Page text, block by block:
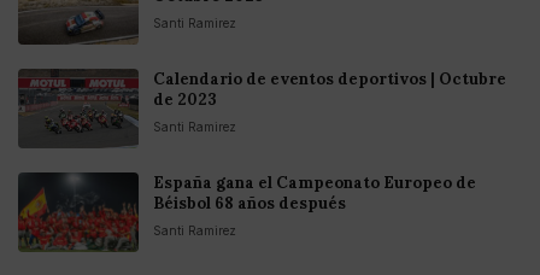
Santi Ramirez
Calendario de eventos deportivos | Octubre
de 2023
Santi Ramirez
España gana el Campeonato Europeo de
Béisbol 68 años después
Santi Ramirez